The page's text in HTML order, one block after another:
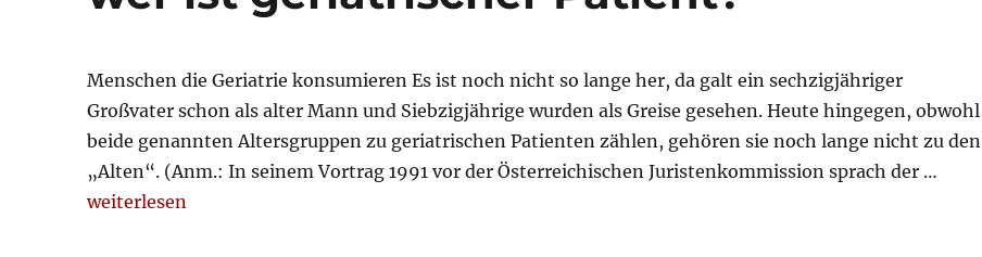
Menschen die Geriatrie konsumieren Es ist noch nicht so lange her, da galt ein sechzigjähriger
Großvater schon als alter Mann und Siebzigjährige wurden als Greise gesehen. Heute hingegen, obwohl
beide genannten Altersgruppen zu geriatrischen Patienten zählen, gehören sie noch lange nicht zu den
„Alten“. (Anm.: In seinem Vortrag 1991 vor der Österreichischen Juristenkommission sprach der …
„wer ist geriatrischer Patient?“
weiterlesen